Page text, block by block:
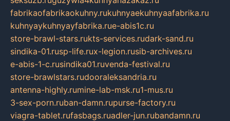
fabrikaofabrikaokuhny.rukuhnyaekuhnyaafabrika.ru
kuhnyaykuhnyayfabrika.rue-abis1c.ru
store-brawl-stars.rukts-services.rudark-sand.ru
sindika-01.rusp-life.rux-legion.rusib-archives.ru
e-abis-1-c.rusindika01.ruvenda-festival.ru
store-brawlstars.rudooraleksandria.ru
antenna-highly.rumine-lab-msk.ru1-mus.ru
3-sex-porn.ruban-damn.rupurse-factory.ru
viagra-tablet.rufasbags.ruadler-jun.rubandamn.ru